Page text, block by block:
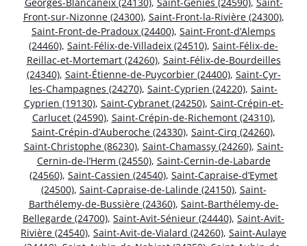
Front-sur-Nizonne (24300), Saint-Front-la-Rivière (24300),
Saint-Front-de-Pradoux (24400), Saint-Front-d’Alemps
(24460), Saint-Félix-de-Villadeix (24510), Saint-Félix-de-
Reillac-et-Mortemart (24260), Saint-Félix-de-Bourdeilles
(24340), Saint-Étienne-de-Puycorbier (24400), Saint-Cyr-
les-Champagnes (24270), Saint-Cyprien (24220), Saint-
Cyprien (19130), Saint-Cybranet (24250), Saint-Crépin-et-
Carlucet (24590), Saint-Crépin-de-Richemont (24310),
Saint-Crépin-d’Auberoche (24330), Saint-Cirq (24260),
Saint-Christophe (86230), Saint-Chamassy (24260), Saint-
Cernin-de-l’Herm (24550), Saint-Cernin-de-Labarde
(24560), Saint-Cassien (24540), Saint-Capraise-d’Eymet
(24500), Saint-Capraise-de-Lalinde (24150), Saint-
Barthélemy-de-Bussière (24360), Saint-Barthélemy-de-
Bellegarde (24700), Saint-Avit-Sénieur (24440), Saint-Avit-
Rivière (24540), Saint-Avit-de-Vialard (24260), Saint-Aulaye